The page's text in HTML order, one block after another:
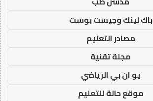
باك لينك وجيست بوست
مصادر التعليم
مجلة تقنية
يو ان بي الرياضي
موقع حالة للتعليم